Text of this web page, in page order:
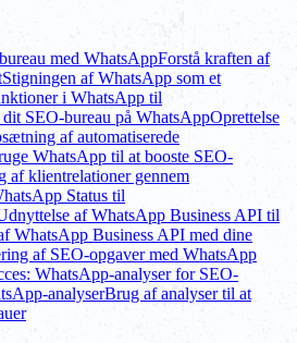
med WhatsAppForstå kraften af
Stigningen af WhatsApp som et
i WhatsApp til
SEO-bureau på WhatsAppOprettelse
af automatiserede
WhatsApp til at booste SEO-
af klientrelationer gennem
Status til
af WhatsApp Business API til
WhatsApp Business API med dine
af SEO-opgaver med WhatsApp
WhatsApp-analyser for SEO-
analyserBrug af analyser til at